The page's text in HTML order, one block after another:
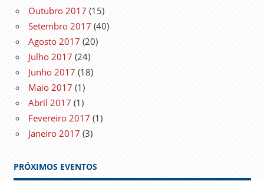
Outubro 2017 (15)
Setembro 2017 (40)
Agosto 2017 (20)
Julho 2017 (24)
Junho 2017 (18)
Maio 2017 (1)
Abril 2017 (1)
Fevereiro 2017 (1)
Janeiro 2017 (3)
PRÓXIMOS EVENTOS